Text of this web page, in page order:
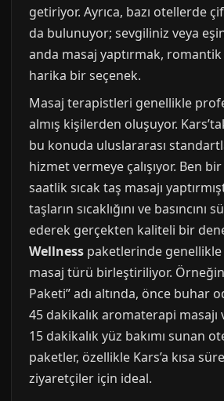
getiriyor. Ayrıca, bazı otellerde
da bulunuyor; sevgiliniz veya
anda masaj yaptırmak,
harika bir seçenek.
Masaj terapistleri genellikle
almış kişilerden oluşuyor.
bu konuda uluslararası
hizmet vermeye çalışıyor. Ben
saatlik sıcak taş masajı
taşların sıcaklığını ve basıncını
ederek gerçekten kaliteli bir
Wellness paketlerinde genellikle
masaj türü birleştiriliyor.
Paketi” adı altında, önce buhar
45 dakikalık aromaterapi masajı
15 dakikalık yüz bakımı sunan
paketler, özellikle Kars’a kısa
ziyaretçiler için ideal.